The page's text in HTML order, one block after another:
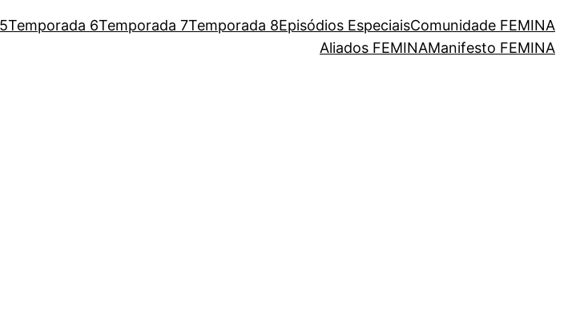
Temporada 6Temporada 7Temporada 8Episódios EspeciaisComunidade FEMINA
Aliados FEMINAManifesto FEMINA